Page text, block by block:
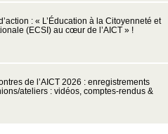
: « L’Éducation à la Citoyenneté et
(ECSI) au cœur de l’AICT » !
de l’AICT 2026 : enregistrements
ateliers : vidéos, comptes-rendus &